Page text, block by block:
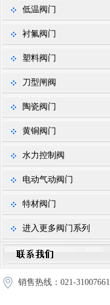
低温阀门
衬氟阀门
塑料阀门
刀型闸阀
陶瓷阀门
黄铜阀门
水力控制阀
电动气动阀门
特材阀门
进入更多阀门系列
销售热线：021-31007661